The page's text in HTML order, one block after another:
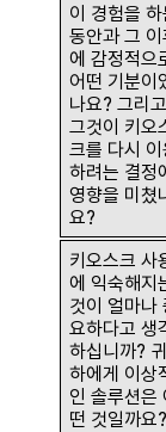
이 경험을 하
동안과 그 이
에 감정적으
어떤 기분이
나요? 그리고
그것이 키오
크를 다시 이
하려는 결정
영향을 미쳤
요?
키오스크 사
에 익숙해지
것이 얼마나
요하다고 생
하십니까? 귀
하에게 이상
인 솔루션은
떤 것일까요?